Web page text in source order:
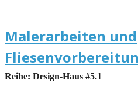
Malerarbeiten und
Reihe: Design-Haus #5.1